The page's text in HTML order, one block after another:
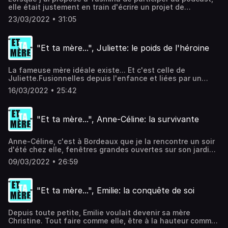
d'informations.
elle était justement en train d'écrire un projet de
documentaire sur l'histoire de sa mère. Marquée par son
modèle maternel, Yasmina a choisi, elle, un autre schéma:
puissante, inspirée à l'origine de sa grand-mère
paternelle.Réalisation: Elodie BastatMusique: Odezenne
Hébergé par Acast. Visitez acast.com/privacy pour plus
23/03/2022 • 31:05
"Et ta mère...", Juliette: le poids de l'héroine
La fameuse mère idéale existe... Et c'est celle de
Juliette.Fusionnelles depuis l'enfance et liées par un
évènement tragique, Juliette et sa mère c'est une grande
histoire d'amour.Mais une fois devenue maman, Juliette a
héroine... Réalisation: Elodie BastatMusique: Odezenne
Hébergé par Acast. Visitez acast.com/privacy pour plus
d'informations.
16/03/2022 • 25:42
"Et ta mère...", Anne-Céline: la survivante
Anne-Céline, c'est à Bordeaux que je la rencontre un soir
d'été chez elle, fenêtres grandes ouvertes sur son jardin
partagé avec ses jeunes colocataires. A peine arrivée, elle
me propose un verre et une cigarette. Mais au-delà de
elle, c'est à la fois sa force et sa fragilité.Anne-Céline,
c'est une survivante qui revient de loin et qui a dû se
construire avec l'absence de sa mère.Réalisation: Elodie
acast.com/privacy pour plus d'informations.
09/03/2022 • 26:59
"Et ta mère...", Emilie: la conquête de soi
Depuis toute petite, Emilie voulait devenir sa mère
Christine. Tout faire comme elle, être à la hauteur comme